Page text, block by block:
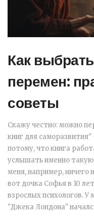
Как
перемен:
советы
Скажу честно: можно
книг для
потому, что книга
услышать именно
меня, например, ничего
вот дочка Софья в 10
взрослых психологов. У
"Джека Лондона"